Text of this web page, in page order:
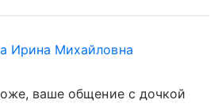
Ирина Михайловна
ваше общение с дочкой